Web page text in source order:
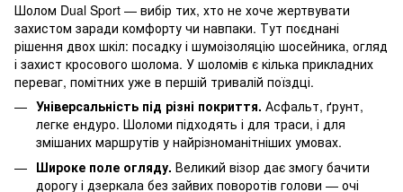
Шолом Dual Sport — вибір тих, хто не хоче жертвувати
захистом заради комфорту чи навпаки. Тут поєднані
рішення двох шкіл: посадку і шумоізоляцію шосейника, огляд
і захист кросового шолома. У шоломів є кілька прикладних
переваг, помітних уже в першій тривалій поїздці.
Універсальність під різні покриття. Асфальт, ґрунт,
легке ендуро. Шоломи підходять і для траси, і для
змішаних маршрутів у найрізноманітніших умовах.
Широке поле огляду. Великий візор дає змогу бачити
дорогу і дзеркала без зайвих поворотів голови — очі